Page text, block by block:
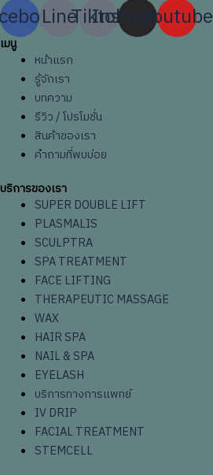
LineTiktok
InstagramYoutube
เมนู
หน้าแรก
รู้จักเรา
บทความ
รีวิว / โปรโมชั่น
สินค้าของเรา
คำถามที่พบบ่อย
บริการของเรา
SUPER DOUBLE LIFT
PLASMALIS
SCULPTRA
SPA TREATMENT
FACE LIFTING
THERAPEUTIC MASSAGE
WAX
HAIR SPA
NAIL & SPA
EYELASH
บริการทางการแพทย์
IV DRIP
FACIAL TREATMENT
STEMCELL